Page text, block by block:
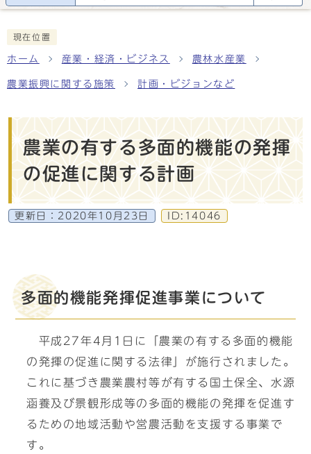
現在位置
ホーム 産業・経済・ビジネス 農林水産業
農業振興に関する施策 計画・ビジョンなど
農業の有する多面的機能の発揮
の促進に関する計画
更新日： 2020年10月23日 ID:14046
多面的機能発揮促進事業について
平成27年4月1日に「農業の有する多面的機能
の発揮の促進に関する法律」が施行されました。
これに基づき農業農村等が有する国土保全、水源
涵養及び景観形成等の多面的機能の発揮を促進す
るための地域活動や営農活動を支援する事業で
す。